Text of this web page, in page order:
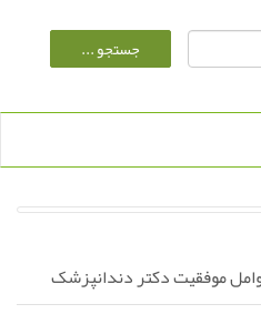
موفقیت دکتر دندانپزشک